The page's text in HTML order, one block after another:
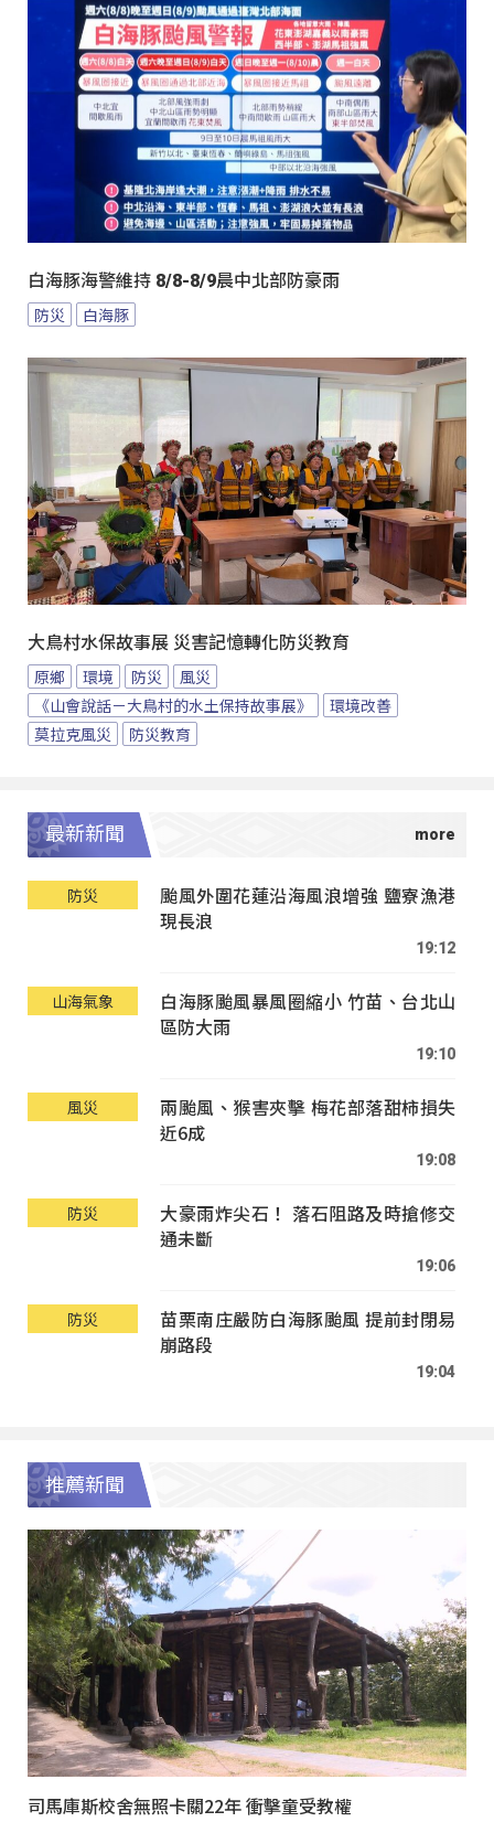
白海豚海警維持 8/8-8/9晨中北部防豪雨
防災 白海豚
大鳥村水保故事展 災害記憶轉化防災教育
原鄉 環境 防災
風災
《山會說話－大鳥村的水土保持故事展》
環境改善
莫拉克風災
防災教育
最新新聞
防災
颱風外圍花蓮沿海風浪增強 鹽寮漁港
現長浪
19:12
山海氣象
白海豚颱風暴風圈縮小 竹苗、台北山
區防大雨
19:10
風災
兩颱風、猴害夾擊 梅花部落甜柿損失
近6成
19:08
防災
大豪雨炸尖石！ 落石阻路及時搶修交
通未斷
19:06
防災
苗栗南庄嚴防白海豚颱風 提前封閉易
崩路段
19:04
推薦新聞
司馬庫斯校舍無照卡關22年 衝擊童受教權